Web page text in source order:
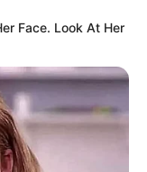
Face. Look At Her